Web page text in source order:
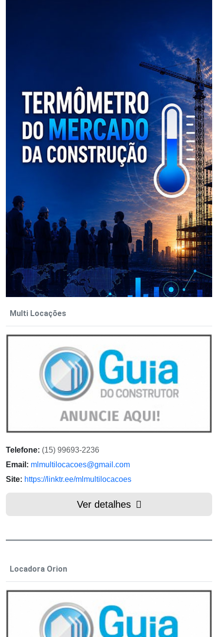
Multi Locações
Telefone: (15) 99693-2236
Email: mlmultilocacoes@gmail.com
Site: https://linktr.ee/mlmultilocacoes
Ver detalhes
Locadora Orion